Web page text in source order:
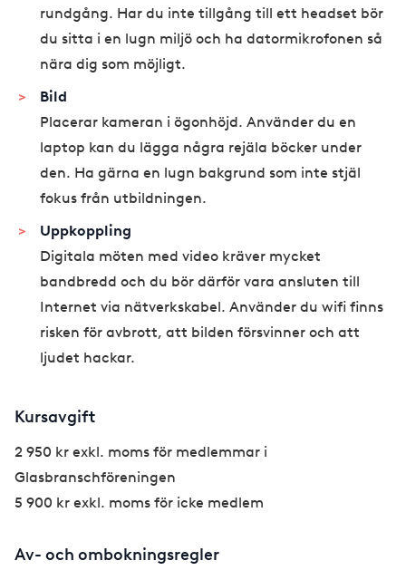
rundgång. Har du inte tillgång till ett headset bör
du sitta i en lugn miljö och ha datormikrofonen så
nära dig som möjligt.
​Bild
Placerar kameran i ögonhöjd. Använder du en
laptop kan du lägga några rejäla böcker under
den. Ha gärna en lugn bakgrund som inte stjäl
fokus från utbildningen.
Uppkoppling
Digitala möten med video kräver mycket
bandbredd och du bör därför vara ansluten till
Internet via nätverkskabel. Använder du wifi finns
risken för avbrott, att bilden försvinner och att
ljudet hackar.
Kursavgift
2 950 kr exkl. moms för medlemmar i
Glasbranschföreningen
5 900 kr exkl. moms för icke medlem
Av- och ombokningsregler